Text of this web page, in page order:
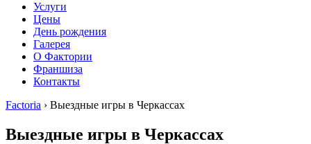
Услуги
Цены
День рождения
Галерея
О Фактории
Франшиза
Контакты
Factoria › Выездные игры в Черкассах
Выездные игры в Черкассах